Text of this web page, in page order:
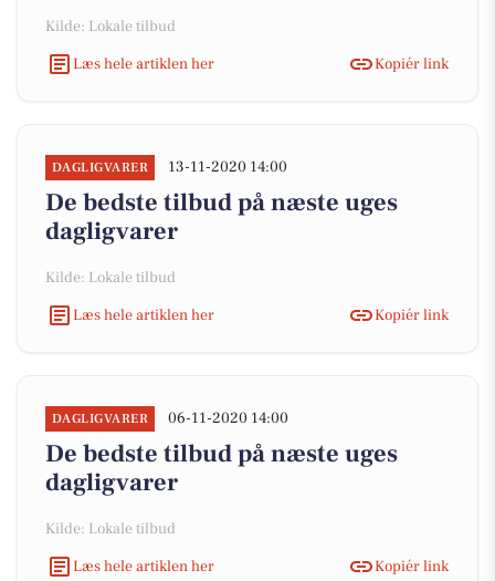
Kilde: Lokale tilbud
Læs hele artiklen her
Kopiér link
DAGLIGVARER 13-11-2020 14:00
De bedste tilbud på næste uges
dagligvarer
Kilde: Lokale tilbud
Læs hele artiklen her
Kopiér link
DAGLIGVARER 06-11-2020 14:00
De bedste tilbud på næste uges
dagligvarer
Kilde: Lokale tilbud
Læs hele artiklen her
Kopiér link